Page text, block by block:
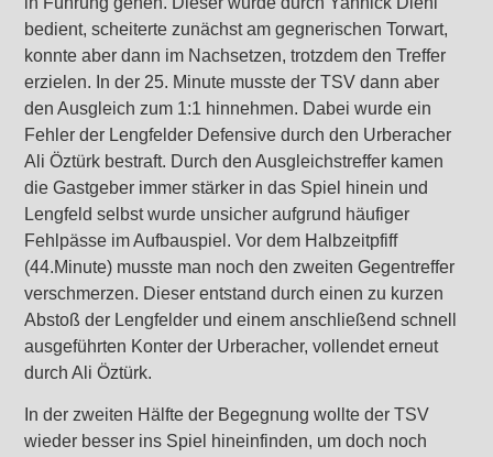
bedient, scheiterte zunächst am gegnerischen Torwart,
konnte aber dann im Nachsetzen, trotzdem den Treffer
erzielen. In der 25. Minute musste der TSV dann aber
den Ausgleich zum 1:1 hinnehmen. Dabei wurde ein
Fehler der Lengfelder Defensive durch den Urberacher
Ali Öztürk bestraft. Durch den Ausgleichstreffer kamen
die Gastgeber immer stärker in das Spiel hinein und
Lengfeld selbst wurde unsicher aufgrund häufiger
Fehlpässe im Aufbauspiel. Vor dem Halbzeitpfiff
(44.Minute) musste man noch den zweiten Gegentreffer
verschmerzen. Dieser entstand durch einen zu kurzen
Abstoß der Lengfelder und einem anschließend schnell
ausgeführten Konter der Urberacher, vollendet erneut
durch Ali Öztürk.
In der zweiten Hälfte der Begegnung wollte der TSV
wieder besser ins Spiel hineinfinden, um doch noch